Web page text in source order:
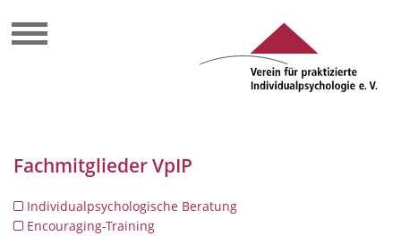
Fachmitglieder VpIP
Individualpsychologische Beratung
Encouraging-Training